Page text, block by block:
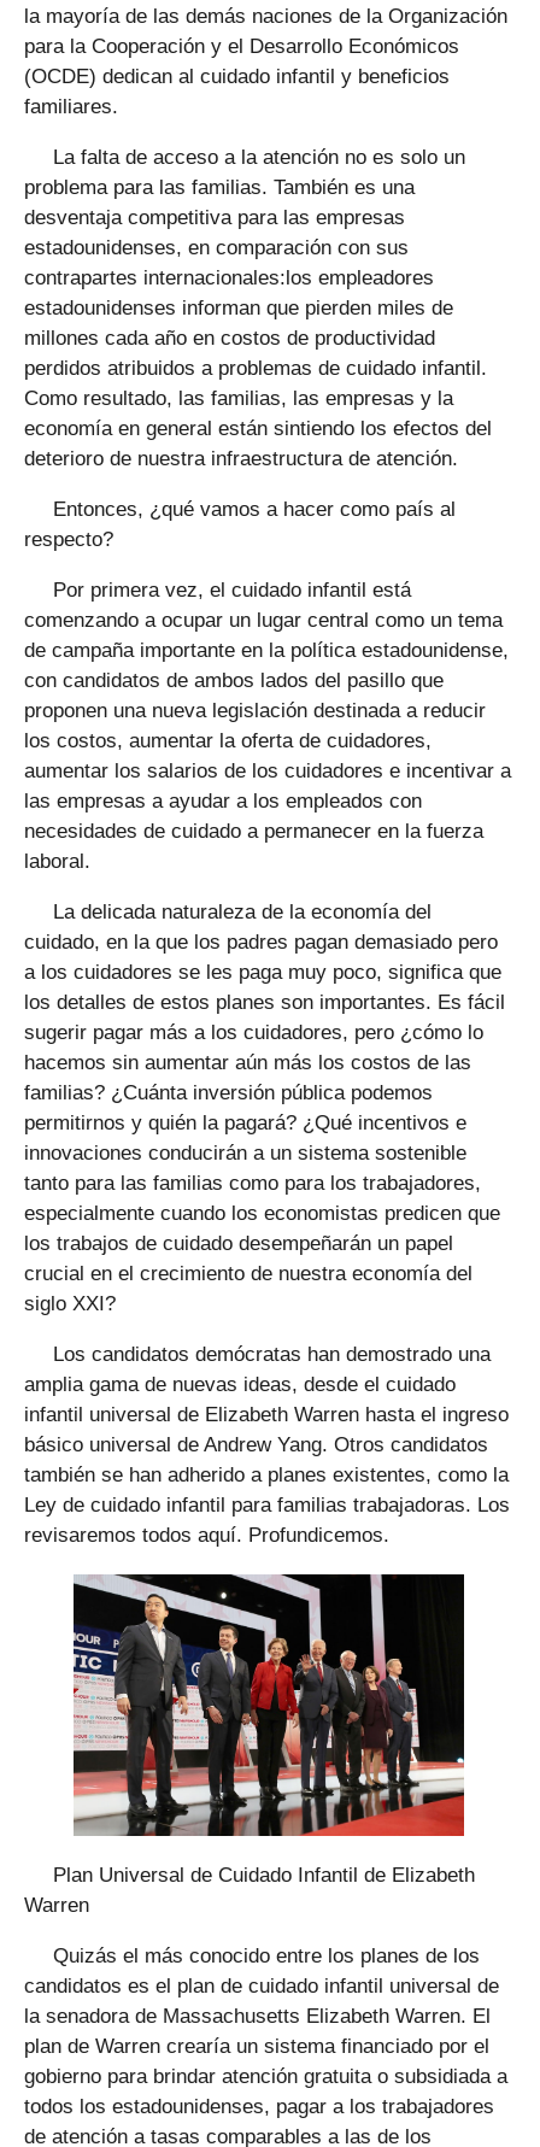
la mayoría de las demás naciones de la Organización
para la Cooperación y el Desarrollo Económicos
(OCDE) dedican al cuidado infantil y beneficios
familiares.
La falta de acceso a la atención no es solo un
problema para las familias. También es una
desventaja competitiva para las empresas
estadounidenses, en comparación con sus
contrapartes internacionales:los empleadores
estadounidenses informan que pierden miles de
millones cada año en costos de productividad
perdidos atribuidos a problemas de cuidado infantil.
Como resultado, las familias, las empresas y la
economía en general están sintiendo los efectos del
deterioro de nuestra infraestructura de atención.
Entonces, ¿qué vamos a hacer como país al
respecto?
Por primera vez, el cuidado infantil está
comenzando a ocupar un lugar central como un tema
de campaña importante en la política estadounidense,
con candidatos de ambos lados del pasillo que
proponen una nueva legislación destinada a reducir
los costos, aumentar la oferta de cuidadores,
aumentar los salarios de los cuidadores e incentivar a
las empresas a ayudar a los empleados con
necesidades de cuidado a permanecer en la fuerza
laboral.
La delicada naturaleza de la economía del
cuidado, en la que los padres pagan demasiado pero
a los cuidadores se les paga muy poco, significa que
los detalles de estos planes son importantes. Es fácil
sugerir pagar más a los cuidadores, pero ¿cómo lo
hacemos sin aumentar aún más los costos de las
familias? ¿Cuánta inversión pública podemos
permitirnos y quién la pagará? ¿Qué incentivos e
innovaciones conducirán a un sistema sostenible
tanto para las familias como para los trabajadores,
especialmente cuando los economistas predicen que
los trabajos de cuidado desempeñarán un papel
crucial en el crecimiento de nuestra economía del
siglo XXI?
Los candidatos demócratas han demostrado una
amplia gama de nuevas ideas, desde el cuidado
infantil universal de Elizabeth Warren hasta el ingreso
básico universal de Andrew Yang. Otros candidatos
también se han adherido a planes existentes, como la
Ley de cuidado infantil para familias trabajadoras. Los
revisaremos todos aquí. Profundicemos.
Plan Universal de Cuidado Infantil de Elizabeth
Warren
Quizás el más conocido entre los planes de los
candidatos es el plan de cuidado infantil universal de
la senadora de Massachusetts Elizabeth Warren. El
plan de Warren crearía un sistema financiado por el
gobierno para brindar atención gratuita o subsidiada a
todos los estadounidenses, pagar a los trabajadores
de atención a tasas comparables a las de los